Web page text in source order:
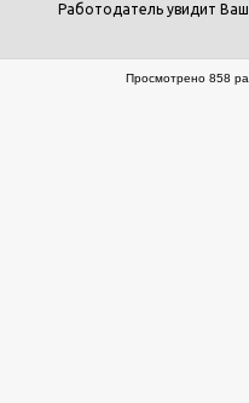
Работодатель увидит
Просмотрено 858